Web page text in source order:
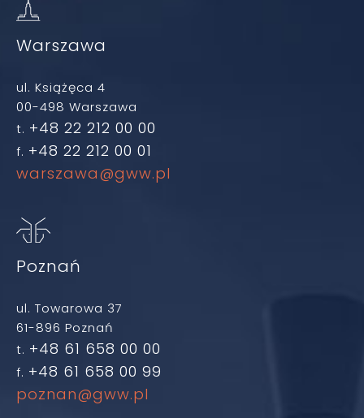
Warszawa
ul. Książęca 4
00-498 Warszawa
t. +48 22 212 00 00
f. +48 22 212 00 01
warszawa@gww.pl
Poznań
ul. Towarowa 37
61-896 Poznań
t. +48 61 658 00 00
f. +48 61 658 00 99
poznan@gww.pl